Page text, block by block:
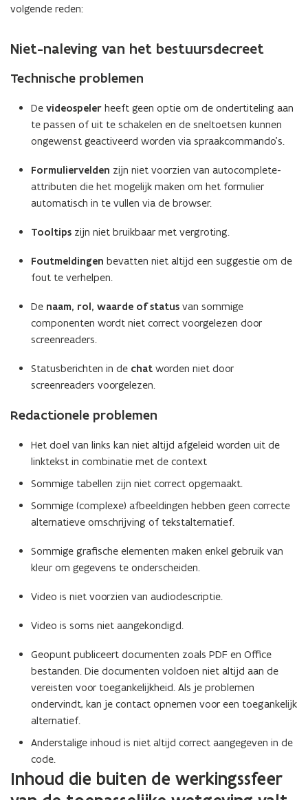
v
n
r
volgende reden:
Niet-naleving van het bestuursdecreet​​​​​​
Technische problemen
De videospeler heeft geen optie om de ondertiteling aan
te passen of uit te schakelen en de sneltoetsen kunnen
ongewenst geactiveerd worden via spraakcommando’s.
Formuliervelden zijn niet voorzien van autocomplete-
attributen die het mogelijk maken om het formulier
automatisch in te vullen via de browser.
Tooltips zijn niet bruikbaar met vergroting.
Foutmeldingen bevatten niet altijd een suggestie om de
fout te verhelpen.
De naam, rol, waarde of status van sommige
componenten wordt niet correct voorgelezen door
screenreaders.
Statusberichten in de chat worden niet door
screenreaders voorgelezen.
Redactionele problemen
Het doel van links kan niet altijd afgeleid worden uit de
linktekst in combinatie met de context
Sommige tabellen zijn niet correct opgemaakt.
Sommige (complexe) afbeeldingen hebben geen correcte
alternatieve omschrijving of tekstalternatief.
Sommige grafische elementen maken enkel gebruik van
kleur om gegevens te onderscheiden.
Video is niet voorzien van audiodescriptie.
Video is soms niet aangekondigd.
Geopunt publiceert documenten zoals PDF en Office
bestanden. Die documenten voldoen niet altijd aan de
vereisten voor toegankelijkheid. Als je problemen
ondervindt, kan je contact opnemen voor een toegankelijk
alternatief.
Anderstalige inhoud is niet altijd correct aangegeven in de
code.
Inhoud die buiten de werkingssfeer